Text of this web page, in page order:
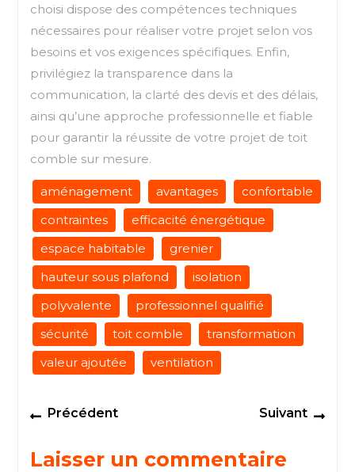
choisi dispose des compétences techniques
nécessaires pour réaliser votre projet selon vos
besoins et vos exigences spécifiques. Enfin,
privilégiez la transparence dans la
communication, la clarté des devis et des délais,
ainsi qu’une approche professionnelle et fiable
pour garantir la réussite de votre projet de toit
comble sur mesure.
aménagement avantages
confortable
contraintes
efficacité énergétique
espace habitable
grenier
hauteur sous plafond
isolation
polyvalente
professionnel qualifié
sécurité
toit comble
transformation
valeur ajoutée
ventilation
Navigation
de
l’article
PrécédentPrevious
Suivant
Laisser un commentaire